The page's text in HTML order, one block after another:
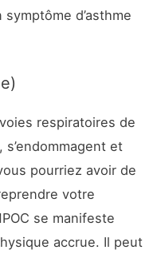
d’asthme
respiratoires de
s’endommagent et
pourriez avoir de
votre
se manifeste
accrue. Il peut